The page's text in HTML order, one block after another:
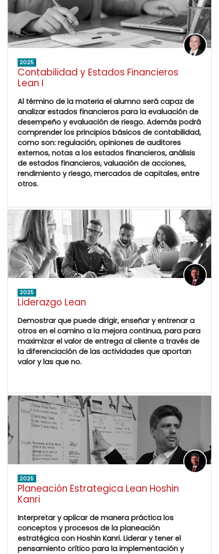
2025
Contabilidad y Estados Financieros
Lean I
Al término de la materia el alumno será capaz de
analizar estados financieros para la evaluación de
desempeño y evaluación de riesgo. Además podrá
comprender los principios básicos de contabilidad,
como son: regulación, opiniones de auditores
externos, notas a los estados financieros, análisis
de estados financieros, valuación de acciones,
rendimiento y riesgo, mercados de capitales, entre
otros.
2025
Liderazgo Lean
Demostrar que puede dirigir, enseñar y entrenar a
otros en el camino a la mejora continua, para para
maximizar el valor de entrega al cliente a través de
la diferenciación de las actividades que aportan
valor y las que no.
2025
Planeación Estrategica Lean Hoshin
Kanri
Interpretar y aplicar de manera práctica los
conceptos y procesos de la planeación
estratégica con Hoshin Kanri. Liderar y tener el
pensamiento crítico para la implementación y